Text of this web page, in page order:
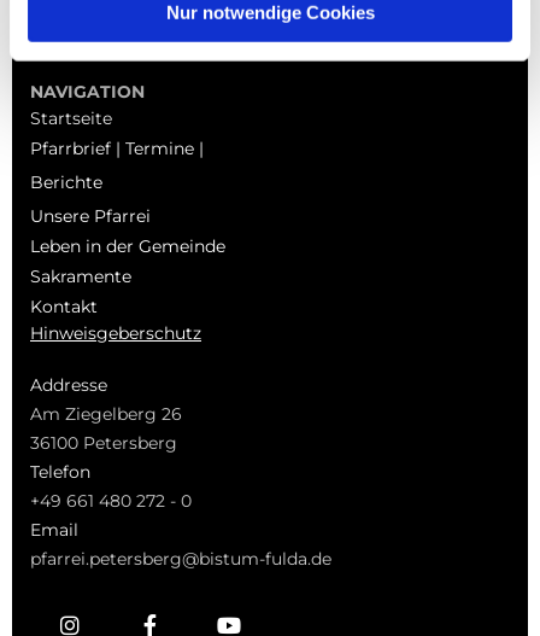
Nur notwendige Cookies
NAVIGATION
Startseite
Pfarrbrief | Termine |
Berichte
Unsere Pfarrei
Leben in der Gemeinde
Sakramente
Kontakt
Hinweisgeberschutz
Addresse
Am Ziegelberg 26
36100 Petersberg
Telefon
+49 661 480 272 - 0
Email
pfarrei.petersberg@bistum-fulda.de